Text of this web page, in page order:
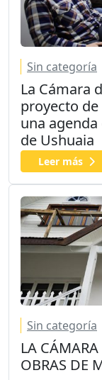
Sin categoría
La Cámara
proyecto de
una
de Ushuaia
Leer más
Sin categoría
LA
OBRAS DE